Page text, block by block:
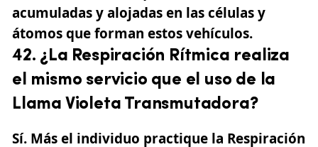
acumuladas y alojadas en las células y
átomos que forman estos vehículos.
42. ¿La Respiración Rítmica realiza
el mismo servicio que el uso de la
Llama Violeta Transmutadora?
Sí. Más el individuo practique la Respiración